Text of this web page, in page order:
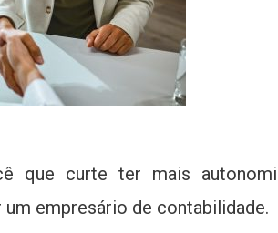
que curte ter mais
empresário de contabilidade.